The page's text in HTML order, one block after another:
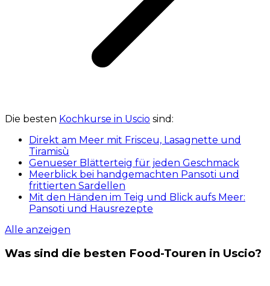
Die besten Kochkurse in Uscio sind:
Direkt am Meer mit Frisceu, Lasagnette und
Tiramisù
Genueser Blätterteig für jeden Geschmack
Meerblick bei handgemachten Pansoti und
frittierten Sardellen
Mit den Händen im Teig und Blick aufs Meer:
Pansoti und Hausrezepte
Alle anzeigen
Was sind die besten Food-Touren in Uscio?